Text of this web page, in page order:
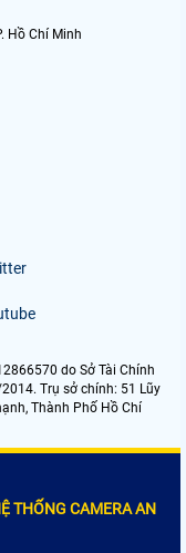
Hồ Chí Minh
do Sở Tài Chính
Trụ sở chính: 51 Lũy
Thành Phố Hồ Chí
THỐNG CAMERA AN